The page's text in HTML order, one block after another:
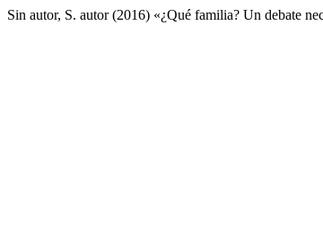
Sin autor, S. autor (2016) «¿Qué familia? Un debate